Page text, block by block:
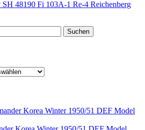
Suchen